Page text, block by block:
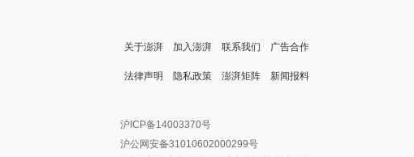
关于澎湃 加入澎湃 联系我们 广告合作
法律声明 隐私政策 澎湃矩阵
澎湃新闻公众号
澎湃新闻抖音号
新闻报料
报料邮箱: news@thepaper.cn
沪ICP备14003370号
沪公网安备31010602000299号